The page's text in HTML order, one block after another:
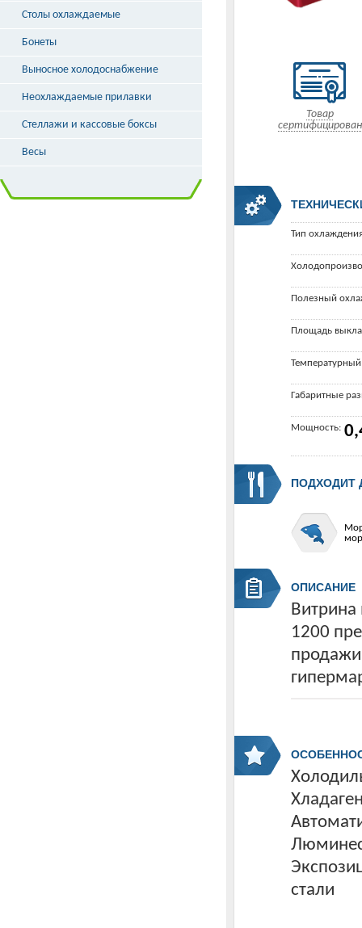
Товар
сертифицирован
Тип
Полезный
Площадь
Габаритные
Мощность:
ПОДХОДИТ
ОПИСАНИЕ
1200
стали
Столы охлаждаемые
Бонеты
Выносное холодоснабжение
Неохлаждаемые прилавки
Стеллажи и кассовые боксы
Весы